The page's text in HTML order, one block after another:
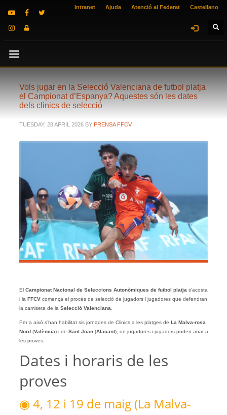
Intranet Ajuda Atenció al Federat Castellano
Vols jugar en la Selecció Valenciana de futbol platja
el Campionat d’Espanya? Aquestes són les dates
dels clinics de selecció
TUESDAY, 28 APRIL 2026 BY PRENSA FFCV
El Campionat Nacional de Seleccions Autonòmiques de futbol platja s’acosta
i la FFCVcomença el procés de selecció de jugadors i jugadores que defendran
la camiseta de la Selecció Valenciana
Per a això s’han habilitat sis jornades de Clinics a les platges de La Malva-rosa
Nord (València) i de Sant Joan(Alacant), on jugadores i jugadors poden anar a
les proves.
Dates i horaris de les
proves
◉ 4, 12 i 19 de maig (La Malva-